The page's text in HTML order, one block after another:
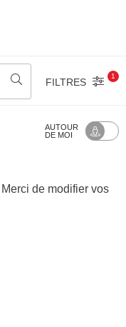
FILTRES
1
AUTOUR
DE MOI
de modifier vos